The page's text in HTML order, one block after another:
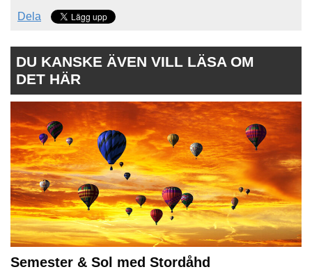
Dela
DU KANSKE ÄVEN VILL LÄSA OM
DET HÄR
Semester & Sol med Stordåhd